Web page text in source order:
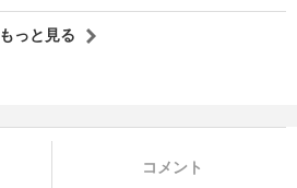
もっと見る
コメント